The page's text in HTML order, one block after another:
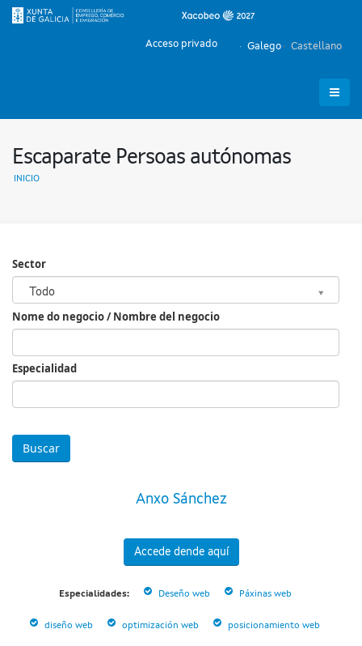
Galego Castellano
Acceso privado
Escaparate Persoas autónomas
INICIO
Sector
Todo
Sector
Nome do negocio / Nombre del negocio
Especialidad
Anxo Sánchez
Accede dende aquí
Especialidades: Deseño web Páxinas web
diseño web optimización web posicionamiento web